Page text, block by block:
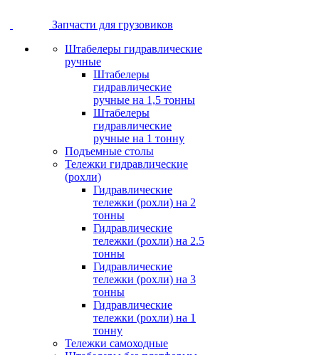
Запчасти для грузовиков
Штабелеры гидравлические
ручные
Штабелеры
гидравлические
ручные на 1,5 тонны
Штабелеры
гидравлические
ручные на 1 тонну
Подъемные столы
Тележки гидравлические
(рохли)
Гидравлические
тележки (рохли) на 2
тонны
Гидравлические
тележки (рохли) на 2.5
тонны
Гидравлические
тележки (рохли) на 3
тонны
Гидравлические
тележки (рохли) на 1
тонну
Тележки самоходные